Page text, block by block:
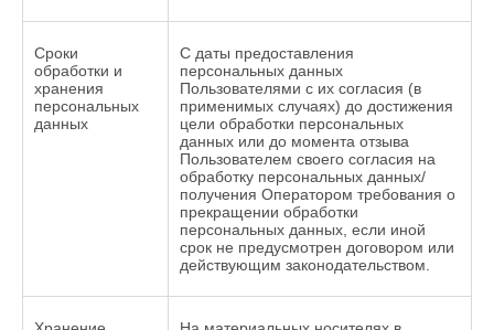
Сроки
обработки и
хранения
персональных
данных
С даты предоставления
персональных данных
Пользователями с их согласия (в
применимых случаях) до достижения
цели обработки персональных
данных или до момента отзыва
Пользователем своего согласия на
обработку персональных данных/
получения Оператором требования о
прекращении обработки
персональных данных, если иной
срок не предусмотрен договором или
действующим законодательством.